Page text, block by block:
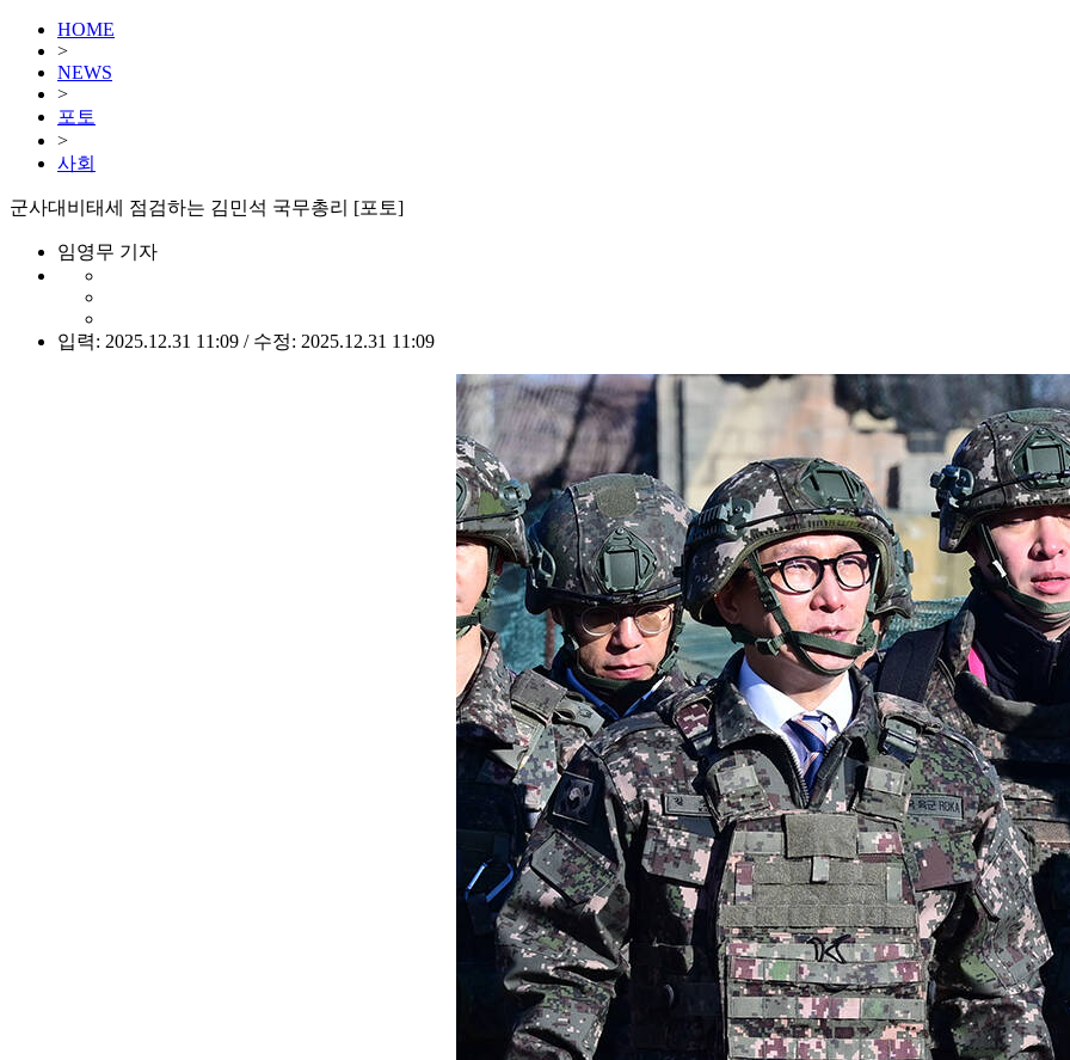
HOME
>
NEWS
>
포토
>
사회
군사대비태세 점검하는 김민석 국무총리 [포토]
임영무 기자
입력: 2025.12.31 11:09 / 수정: 2025.12.31 11:09